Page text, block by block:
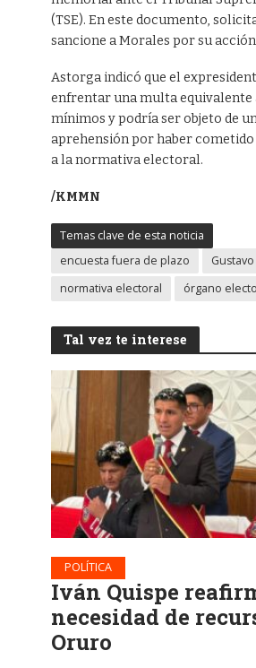
(TSE). En este documento,
sancione a Morales por su
Astorga indicó que el
enfrentar una multa equivalente
mínimos y podría ser objeto de
aprehensión por haber
a la normativa electoral.
/KMMN
Temas clave de esta noticia
encuesta fuera de plazo
normativa electoral
órgano
Tal vez te interese
POLÍTICA
Iván Quispe
necesidad de
Oruro